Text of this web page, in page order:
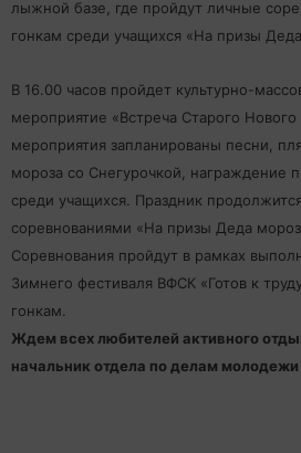
лыжной базе, где пройдут личные
гонкам среди учащихся «На призы
В 16.00 часов пройдет культурно-
мероприятие «Встреча Старого Нового
мероприятия запланированы песни,
мороза со Снегурочкой, награждение
среди учащихся. Праздник
соревнованиями «На призы Деда
Соревнования пройдут в рамках
Зимнего фестиваля ВФСК «Готов к
гонкам.
Ждем всех любителей активного
начальник отдела по делам молодежи